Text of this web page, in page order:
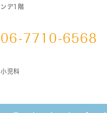
ンデ1階
06-7710-6568
小児科